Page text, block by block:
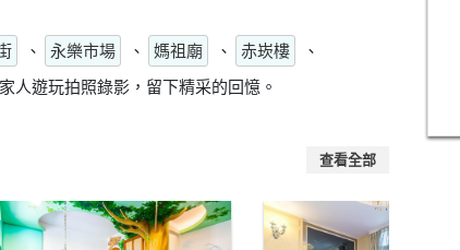
、 永樂市場 、 媽祖廟 、 赤崁樓
、
人遊玩拍照錄影，留下精采的回憶。
查看全部